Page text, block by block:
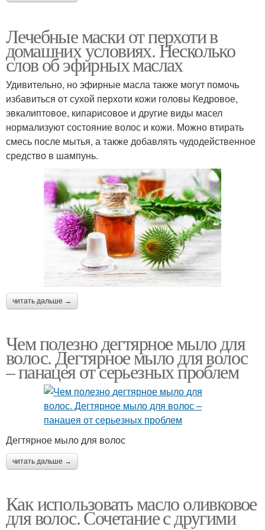
Лечебные маски от перхоти в
домашних условиях. Несколько
слов об эфирных маслах
Удивительно, но эфирные масла также могут помочь
избавиться от сухой перхоти кожи головы Кедровое,
эвкалиптовое, кипарисовое и другие виды масел
нормализуют состояние волос и кожи. Можно втирать
смесь после мытья, а также добавлять чудодейственное
средство в шампунь.
читать дальше →
Чем полезно дегтярное мыло для
волос. Дегтярное мыло для волос
– панацея от серьезных проблем
Дегтярное мыло для волос
читать дальше →
Как использовать масло оливковое
для волос. Сочетание с другими